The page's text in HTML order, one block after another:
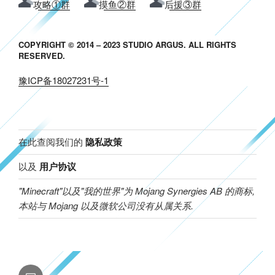
攻略①群 摸鱼②群 后援③群
COPYRIGHT © 2014 – 2023 STUDIO ARGUS. ALL RIGHTS
RESERVED.
豫ICP备18027231号-1
在此查阅我们的 隐私政策
以及 用户协议
"Minecraft"以及"我的世界"为 Mojang Synergies AB 的商标,
本站与 Mojang 以及微软公司没有从属关系.
邮